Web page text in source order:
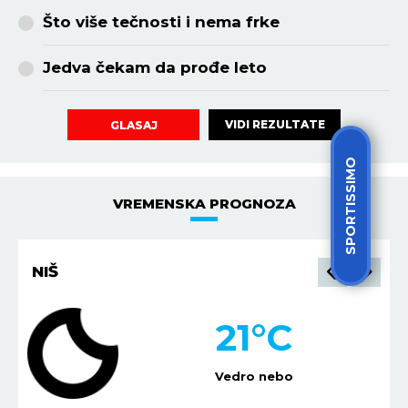
SPORTISSIMO
Što više tečnosti i nema frke
Jedva čekam da prođe leto
GLASAJ VIDI REZULTATE
VREMENSKA PROGNOZA
BEOGRAD
Vedro nebo
19°C